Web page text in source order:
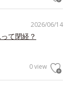
2026/06/14
て閉経？
0 view